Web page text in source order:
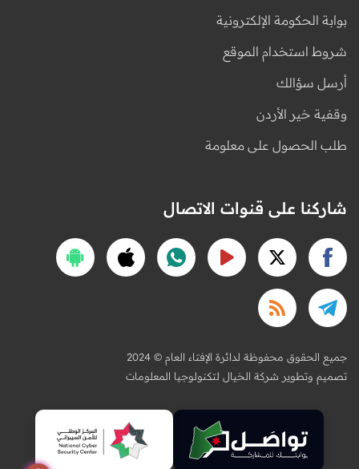
بوابة الحكومة الإلكترونية
شروط استخدام الموقع
أرسل سؤالك
وقفية خير الأردن
طلب الحصول على معلومة
شاركنا على قنوات الاتصال
2024 © جميع الحقوق محفوظة لدائرة الإفتاء العام
تصميم وتطوير شركة الخيال لتكنولوجيا المعلومات